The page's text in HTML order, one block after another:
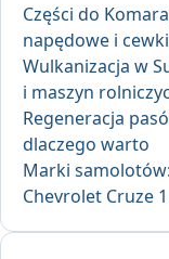
Części do
napędowe i
Wulkanizacja w
i maszyn
Regeneracja
dlaczego warto
Marki
Chevrolet Cruze